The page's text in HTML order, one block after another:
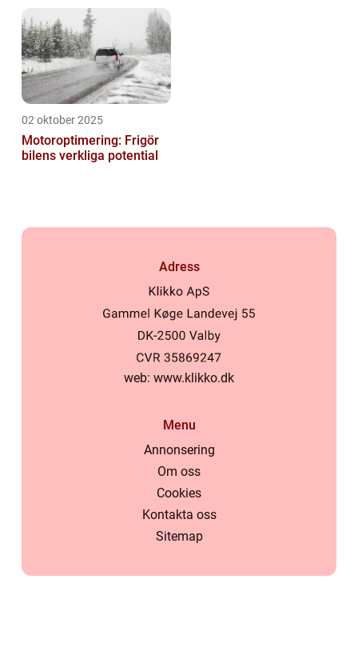
02 oktober 2025
Motoroptimering: Frigör
bilens verkliga potential
Adress
web: www.klikko.dk
Menu
Annonsering
Om oss
Cookies
Kontakta oss
Sitemap